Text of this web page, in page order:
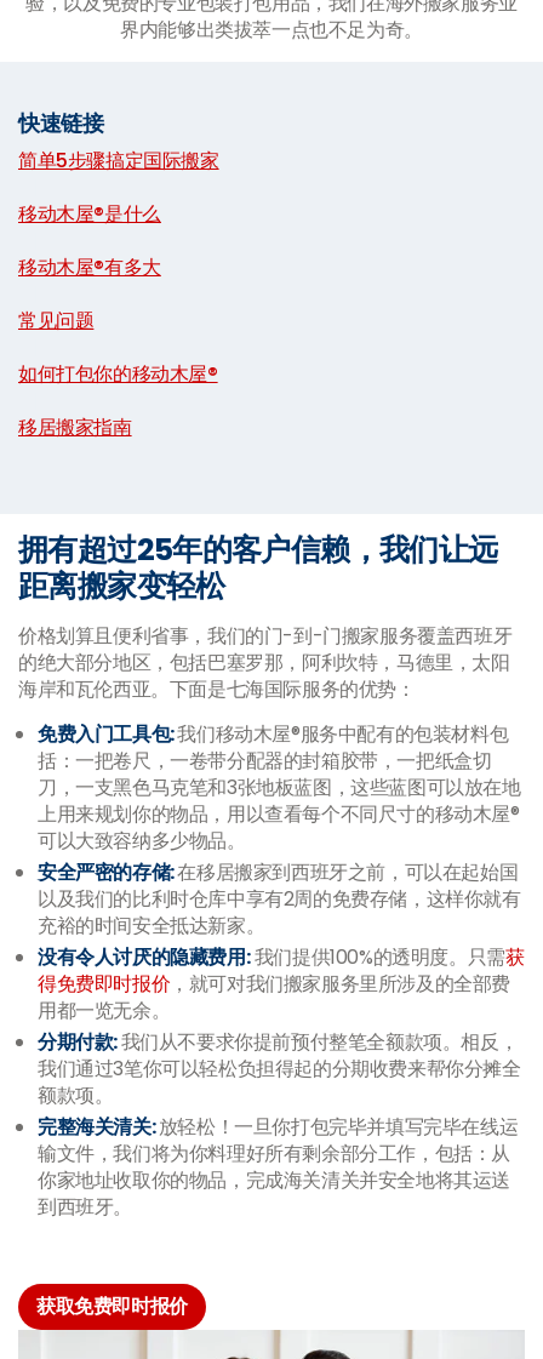
界内能够出类拔萃一点也不足为奇。
快速链接
简单5步骤搞定国际搬家
移动木屋®是什么
移动木屋®有多大
常见问题
如何打包你的移动木屋®
移居搬家指南
拥有超过25年的客户信赖，我们让远
距离搬家变轻松
价格划算且便利省事， 我们的门-到-门搬家服务覆盖西班牙
的绝大部分地区，包括巴塞罗那，阿利坎特，马德里，太阳
海岸和瓦伦西亚。下面是七海国际服务的优势：
免费入门工具包:我们移动木屋®服务中配有的包装材料包
括：一把卷尺，一卷带分配器的封箱胶带，一把纸盒切
刀，一支黑色马克笔和3张地板蓝图，这些蓝图可以放在地
上用来规划你的物品，用以查看每个不同尺寸的移动木屋®
可以大致容纳多少物品。
安全严密的存储:在移居搬家到西班牙之前，可以在起始国
以及我们的比利时仓库中享有2周的免费存储，这样你就有
充裕的时间安全抵达新家。
没有令人讨厌的隐藏费用:我们提供100%的透明度。只需获
得免费即时报价 ，就可对我们搬家服务里所涉及的全部费
用都一览无余。
分期付款:我们从不要求你提前预付整笔全额款项。相反，
我们通过3笔你可以轻松负担得起的分期收费来帮你分摊全
额款项。
完整海关清关:放轻松！一旦你打包完毕并填写完毕在线运
输文件，我们将为你料理好所有剩余部分工作，包括：从
你家地址收取你的物品，完成海关清关并安全地将其运送
到西班牙。
获取免费即时报价